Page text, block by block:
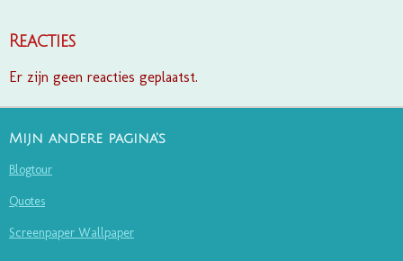
Reacties
Er zijn geen reacties geplaatst.
Mijn andere pagina's
Blogtour
Quotes
Screenpaper Wallpaper